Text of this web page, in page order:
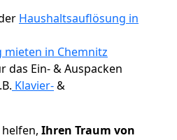
Haushaltsauflösung in
in Chemnitz
das Ein- & Auspacken
Klavier-&
helfen, Ihren Traum von